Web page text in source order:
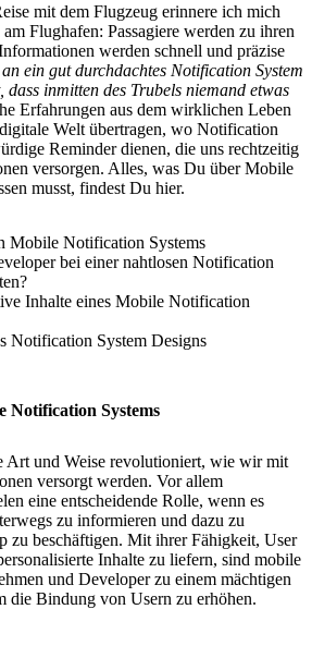
mit dem Flugzeug erinnere ich mich
Flughafen: Passagiere werden zu ihren
werden schnell und präzise
ein gut durchdachtes Notification System
inmitten des Trubels niemand etwas
Erfahrungen aus dem wirklichen Leben
Welt übertragen, wo Notification
Reminder dienen, die uns rechtzeitig
versorgen. Alles, was Du über Mobile
musst, findest Du hier.
Mobile Notification Systems
bei einer nahtlosen Notification
Inhalte eines Mobile Notification
Notification System Designs
Notification Systems
Art und Weise revolutioniert, wie wir mit
versorgt werden. Vor allem
eine entscheidende Rolle, wenn es
zu informieren und dazu zu
zu beschäftigen. Mit ihrer Fähigkeit, User
Inhalte zu liefern, sind mobile
und Developer zu einem mächtigen
die Bindung von Usern zu erhöhen.